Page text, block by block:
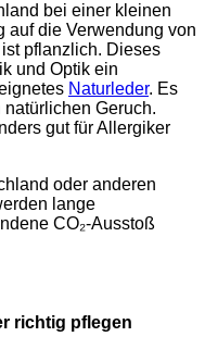
bei einer kleinen
auf die Verwendung von
pflanzlich. Dieses
und Optik ein
Naturleder. Es
Geruch.
gut für Allergiker
oder anderen
lange
CO₂-Ausstoß
richtig pflegen